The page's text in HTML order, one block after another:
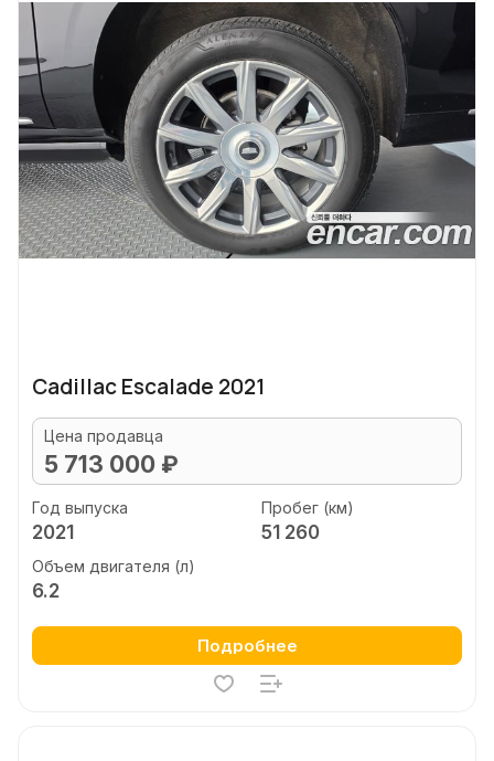
Cadillac Escalade 2021
Цена продавца
5 713 000 ₽
Год выпуска
2021
Пробег (км)
51 260
Объем двигателя (л)
6.2
Подробнее